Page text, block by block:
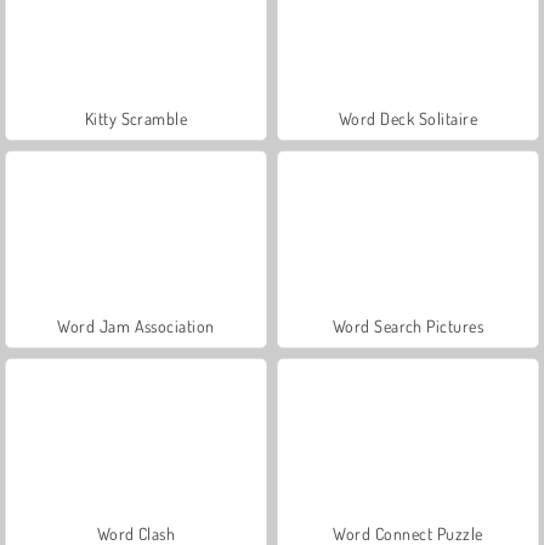
Kitty Scramble Word Deck Solitaire
Word Jam Association Word Search Pictures
Word Clash Word Connect Puzzle